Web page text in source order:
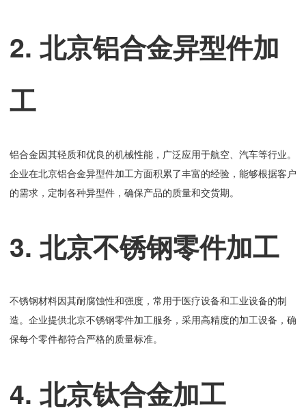
2. 北京铝合金异型件加
工
铝合金因其轻质和优良的机械性能，广泛应用于航空、汽车等行业。
企业在北京铝合金异型件加工方面积累了丰富的经验，能够根据客户
的需求，定制各种异型件，确保产品的质量和交货期。
3. 北京不锈钢零件加工
不锈钢材料因其耐腐蚀性和强度，常用于医疗设备和工业设备的制
造。企业提供北京不锈钢零件加工服务，采用高精度的加工设备，确
保每个零件都符合严格的质量标准。
4. 北京钛合金加工